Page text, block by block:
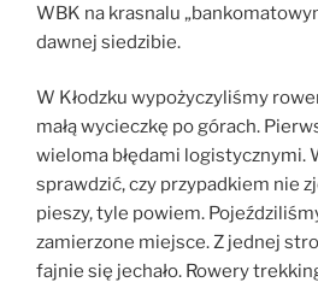
WBK na krasnalu
dawnej siedzibie.
W Kłodzku wypożyczyliśmy
małą wycieczkę po górach.
wieloma błędami logistycznymi.
sprawdzić, czy przypadkiem nie
pieszy, tyle powiem.
zamierzone miejsce. Z jednej
fajnie się jechało. Rowery